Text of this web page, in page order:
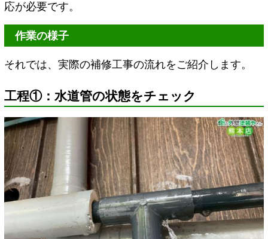
応が必要です。
作業の様子
それでは、実際の補修工事の流れをご紹介します。
工程①：水道管の状態をチェック